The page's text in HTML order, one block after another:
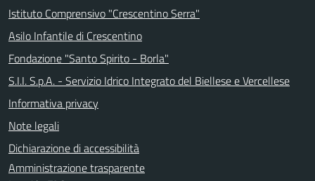
Istituto Comprensivo "Crescentino Serra"
Asilo Infantile di Crescentino
Fondazione "Santo Spirito - Borla"
S.I.I. S.p.A. - Servizio Idrico Integrato del Biellese e Vercellese
Informativa privacy
Note legali
Dichiarazione di accessibilità
Amministrazione trasparente